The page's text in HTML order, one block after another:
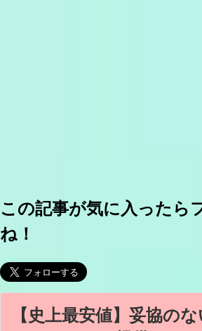
この記事が気に入ったら
ね！
【史上最安値】妥協のな